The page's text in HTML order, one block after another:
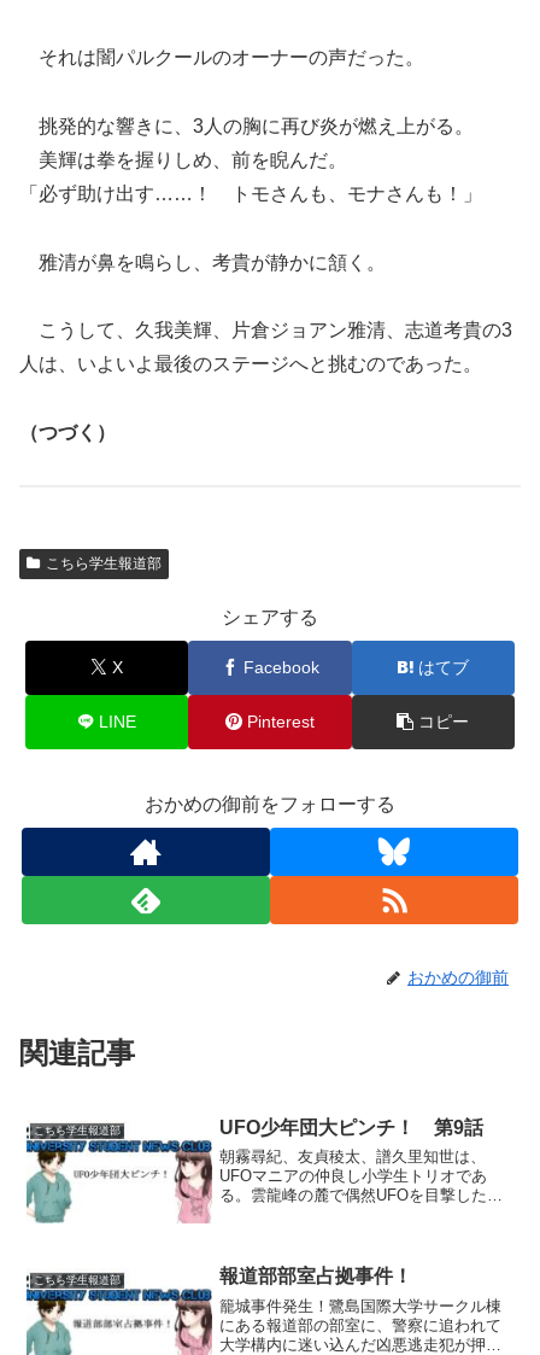
それは闇パルクールのオーナーの声だった。
挑発的な響きに、3人の胸に再び炎が燃え上がる。
美輝は拳を握りしめ、前を睨んだ。
「必ず助け出す……！ トモさんも、モナさんも！」
雅清が鼻を鳴らし、考貴が静かに頷く。
こうして、久我美輝、片倉ジョアン雅清、志道考貴の3
人は、いよいよ最後のステージへと挑むのであった。
（つづく）
こちら学生報道部
シェアする
X Facebook はてブ
LINE Pinterest コピー
おかめの御前をフォローする
おかめの御前
関連記事
こちら学生報道部 UFO少年団大ピンチ！ 第9話
朝霧尋紀、友貞稜太、譜久里知世は、
UFOマニアの仲良し小学生トリオであ
る。雲龍峰の麓で偶然UFOを目撃した彼
望みをかけて鷺島国際大学...
こちら学生報道部 報道部部室占拠事件！
籠城事件発生！鷺島国際大学サークル棟
にある報道部の部室に、警察に追われて
大学構内に迷い込んだ凶悪逃走犯が押し